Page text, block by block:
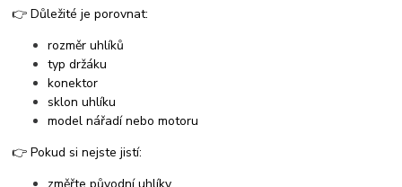
👉 Důležité je porovnat:
rozměr uhlíků
typ držáku
konektor
sklon uhlíku
model nářadí nebo motoru
👉 Pokud si nejste jistí: